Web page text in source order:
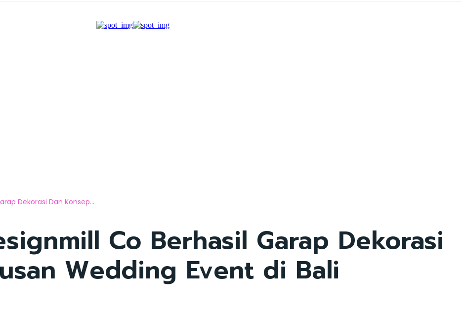
Dekorasi Dan Konsep...
Co Berhasil Garap Dekorasi
Wedding Event di Bali